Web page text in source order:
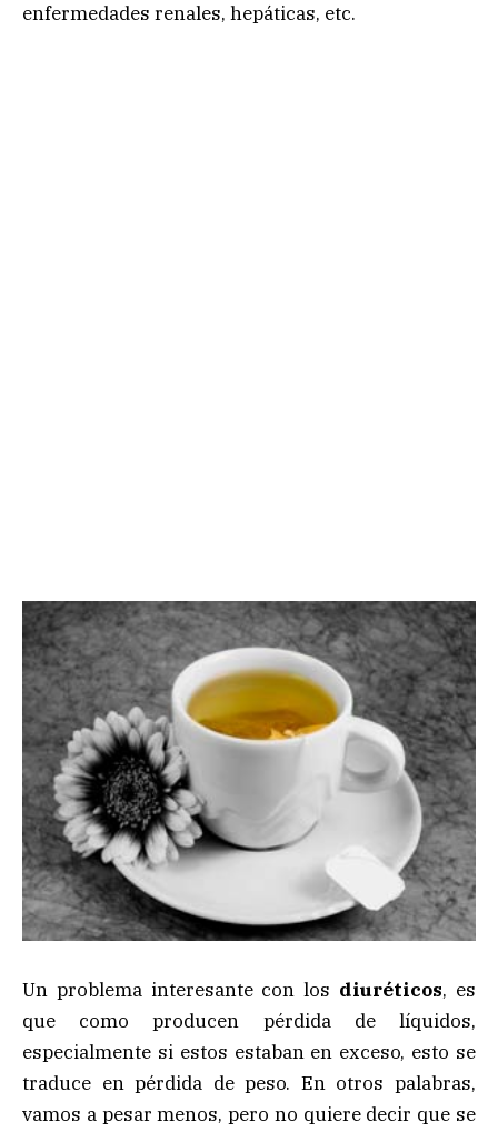
enfermedades renales, hepáticas, etc.
Un problema interesante con los diuréticos, es
que como producen pérdida de líquidos,
especialmente si estos estaban en exceso, esto se
traduce en pérdida de peso. En otros palabras,
vamos a pesar menos, pero no quiere decir que se